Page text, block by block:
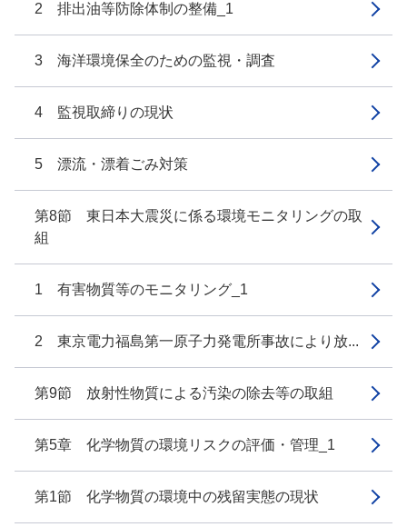
2 排出油等防除体制の整備_1
3 海洋環境保全のための監視・調査
4 監視取締りの現状
5 漂流・漂着ごみ対策
第8節 東日本大震災に係る環境モニタリングの取
組
1 有害物質等のモニタリング_1
2 東京電力福島第一原子力発電所事故により放...
第9節 放射性物質による汚染の除去等の取組
第5章 化学物質の環境リスクの評価・管理_1
第1節 化学物質の環境中の残留実態の現状